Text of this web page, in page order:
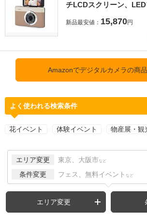
チLCDスクリーン、
新品最安値： 15,870円
Amazonでデジタルカメラの商
よく使われる検索条件
花イベント 体験イベント 物産展・観
エリア変更 東京、大阪市 など
条件変更 フェス、無料イベント など
エリア変更